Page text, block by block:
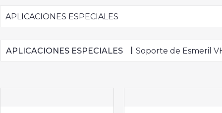
APLICACIONES ESPECIALES
APLICACIONES ESPECIALES Soporte de Esmeril